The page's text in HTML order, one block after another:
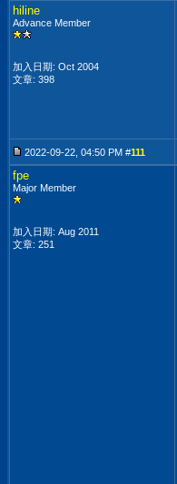
hiline
Advance Member
加入日期: Oct 2004
文章: 398
2022-09-22, 04:50 PM #111
fpe
Major Member
加入日期: Aug 2011
文章: 251